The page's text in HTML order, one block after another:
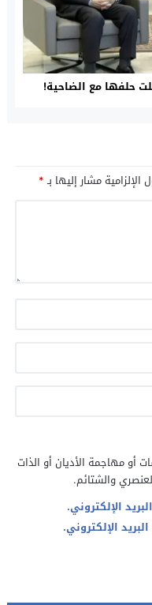
حلفها مع الضاحية!
الإلزامية مشار إليها بـ*
أو مهاجمة الأديان أو الذات
والشتائم.
الإلكتروني.
الإلكتروني.